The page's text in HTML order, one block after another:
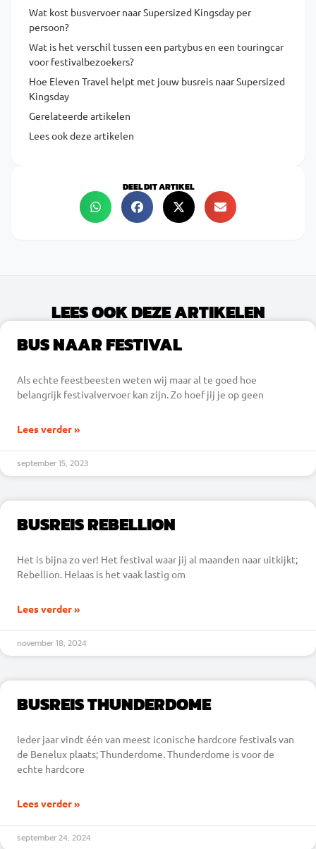
Wat kost busvervoer naar Supersized Kingsday per
persoon?
Wat is het verschil tussen een partybus en een touringcar
voor festivalbezoekers?
Hoe Eleven Travel helpt met jouw busreis naar Supersized
Kingsday
Gerelateerde artikelen
Lees ook deze artikelen
DEEL DIT ARTIKEL
LEES OOK DEZE ARTIKELEN
BUS NAAR FESTIVAL
Als echte feestbeesten weten wij maar al te goed hoe
belangrijk festivalvervoer kan zijn. Zo hoef jij je op geen
Lees verder »
september 15, 2023
BUSREIS REBELLION
Het is bijna zo ver! Het festival waar jij al maanden naar uitkijkt;
Rebellion. Helaas is het vaak lastig om
Lees verder »
november 18, 2024
BUSREIS THUNDERDOME
Ieder jaar vindt één van meest iconische hardcore festivals van
de Benelux plaats; Thunderdome. Thunderdome is voor de
echte hardcore
Lees verder »
september 24, 2024